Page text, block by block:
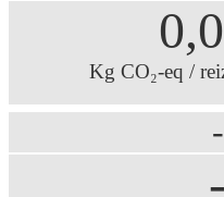
Kg CO₂-eq /
-
-